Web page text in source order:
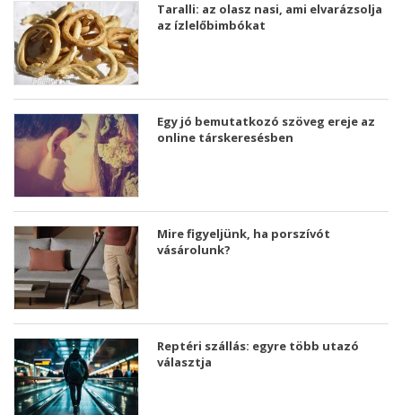
Taralli: az olasz nasi, ami elvarázsolja
az ízlelőbimbókat
Egy jó bemutatkozó szöveg ereje az
online társkeresésben
Mire figyeljünk, ha porszívót
vásárolunk?
Reptéri szállás: egyre több utazó
választja